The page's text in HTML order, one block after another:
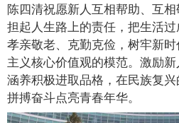
陈四清祝愿新人互相帮助、互
担起人生路上的责任，把生活
孝亲敬老、克勤克俭，树牢新
主义核心价值观的模范。激励
涵养积极进取品格，在民族复
拼搏奋斗点亮青春年华。